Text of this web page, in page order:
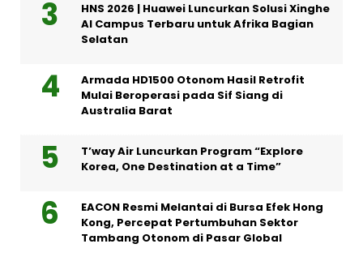
HNS 2026 | Huawei Luncurkan Solusi Xinghe
AI Campus Terbaru untuk Afrika Bagian
Selatan
Armada HD1500 Otonom Hasil Retrofit
Mulai Beroperasi pada Sif Siang di
Australia Barat
T’way Air Luncurkan Program “Explore
Korea, One Destination at a Time”
EACON Resmi Melantai di Bursa Efek Hong
Kong, Percepat Pertumbuhan Sektor
Tambang Otonom di Pasar Global